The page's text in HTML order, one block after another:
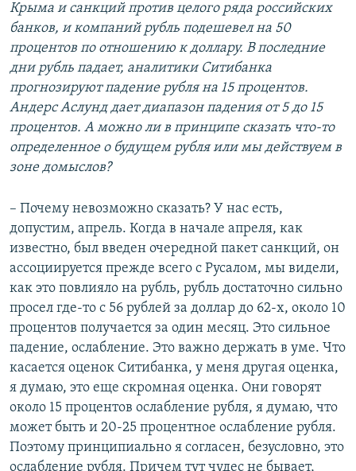
Крыма и санкций против целого ряда российских
банков, и компаний рубль подешевел на 50
процентов по отношению к доллару. В последние
дни рубль падает, аналитики Ситибанка
прогнозируют падение рубля на 15 процентов.
Андерс Аслунд дает диапазон падения от 5 до 15
процентов. А можно ли в принципе сказать что-то
определенное о будущем рубля или мы действуем в
зоне домыслов?
– Почему невозможно сказать? У нас есть,
допустим, апрель. Когда в начале апреля, как
известно, был введен очередной пакет санкций, он
ассоциируется прежде всего с Русалом, мы видели,
как это повлияло на рубль, рубль достаточно сильно
просел где-то с 56 рублей за доллар до 62-х, около 10
процентов получается за один месяц. Это сильное
падение, ослабление. Это важно держать в уме. Что
касается оценок Ситибанка, у меня другая оценка,
я думаю, это еще скромная оценка. Они говорят
около 15 процентов ослабление рубля, я думаю, что
может быть и 20-25 процентное ослабление рубля.
Поэтому принципиально я согласен, безусловно, это
ослабление рубля. Причем тут чудес не бывает,